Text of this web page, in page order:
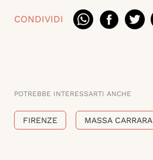
CONDIVIDI
POTREBBE INTERESSARTI ANCHE
FIRENZE MASSA CARRARA